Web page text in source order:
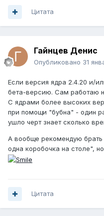
Цитата
Гайнцев Денис
Опубликовано 31
Если версия ядра 2.4.20 и/
бета-версию. Сам работаю
С ядрами более высоких
при помощи "бубна" - один
ушло черт знает сколько
А вообще рекомендую
одна коробочка на столе",
Цитата